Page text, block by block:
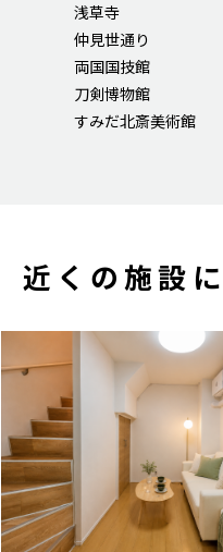
浅草寺
仲見世通り
両国国技館
刀剣博物館
すみだ北斎美術館
近くの施設